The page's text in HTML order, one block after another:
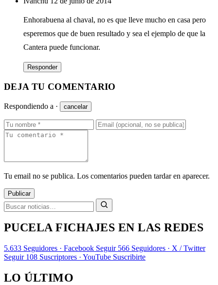
Enhorabuena al chaval, no es que lleve mucho en casa pero
esperemos que de buen resultado y sea el ejemplo de que la
Cantera puede funcionar.
Responder
DEJA TU COMENTARIO
Respondiendo a · cancelar
Tu email no se publica. Los comentarios pueden tardar en aparecer.
Publicar
PUCELA FICHAJES EN LAS REDES
5.633 Seguidores · Facebook Seguir 566 Seguidores · X / Twitter
Seguir 108 Suscriptores · YouTube Suscribirte
LO ÚLTIMO